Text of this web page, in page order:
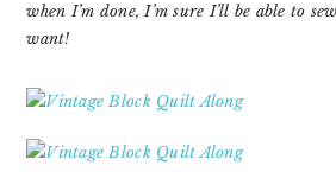
when I’m done, I’m sure I’ll be able to
want!